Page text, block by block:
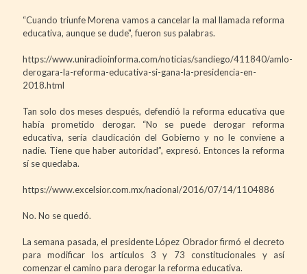
“Cuando triunfe Morena vamos a cancelar la mal llamada reforma
educativa, aunque se dude", fueron sus palabras.
https://www.uniradioinforma.com/noticias/sandiego/411840/amlo-
derogara-la-reforma-educativa-si-gana-la-presidencia-en-
2018.html
Tan solo dos meses después, defendió la reforma educativa que
había prometido derogar. “No se puede derogar reforma
educativa, sería claudicación del Gobierno y no le conviene a
nadie. Tiene que haber autoridad”, expresó. Entonces la reforma
sí se quedaba.
https://www.excelsior.com.mx/nacional/2016/07/14/1104886
No. No se quedó.
La semana pasada, el presidente López Obrador firmó el decreto
para modificar los artículos 3 y 73 constitucionales y así
comenzar el camino para derogar la reforma educativa.